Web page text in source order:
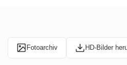
Fotoarchiv HD-Bilder